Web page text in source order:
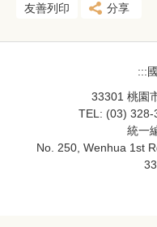
友善列印 分享
:::
33301 桃園
TEL: (03) 328-
統一
No. 250, Wenhua 1st